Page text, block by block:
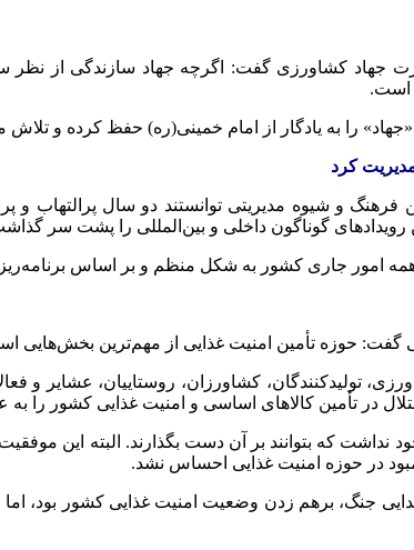
جهاد کشاورزی گفت: اگرچه جهاد سازندگی از نظر
است.
را به یادگار از امام خمینی(ره) حفظ کرده و
کرد
فرهنگ و شیوه مدیریتی توانستند دو سال پرالتهاب
گوناگون داخلی و بین‌المللی را پشت سر
امور جاری کشور به شکل منظم و بر اساس
گفت: حوزه تأمین امنیت غذایی از مهم‌ترین بخش‌هایی
تولیدکنندگان، کشاورزان، روستاییان، عشایر
نداشت که بتوانند بر آن دست بگذارند. البته این
در حوزه امنیت غذایی احساس نشد.
جنگ، برهم زدن وضعیت امنیت غذایی کشور بود، اما